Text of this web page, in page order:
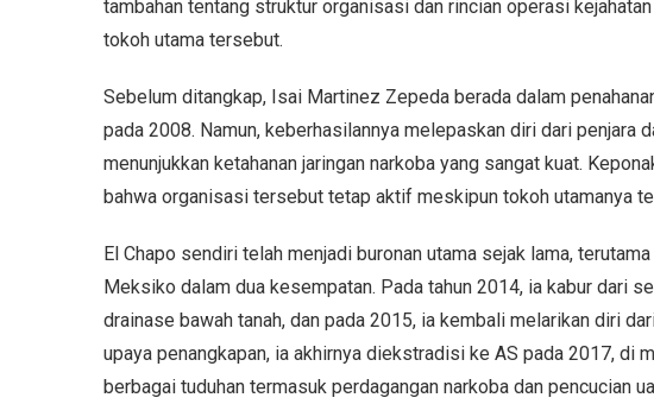
tambahan tentang struktur organisasi dan rincian operasi
tokoh utama tersebut.
Sebelum ditangkap, Isai Martinez Zepeda berada dalam
pada 2008. Namun, keberhasilannya melepaskan diri dari penjara
menunjukkan ketahanan jaringan narkoba yang sangat kuat.
bahwa organisasi tersebut tetap aktif meskipun tokoh utamanya
El Chapo sendiri telah menjadi buronan utama sejak lama,
Meksiko dalam dua kesempatan. Pada tahun 2014, ia kabur dari
drainase bawah tanah, dan pada 2015, ia kembali melarikan diri
upaya penangkapan, ia akhirnya diekstradisi ke AS pada 2017, di
berbagai tuduhan termasuk perdagangan narkoba dan pencucian